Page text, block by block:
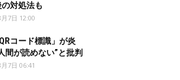
の対処法も
7日 12:00
コード標識」が炎
間が読めない”と批判
7日 06:41